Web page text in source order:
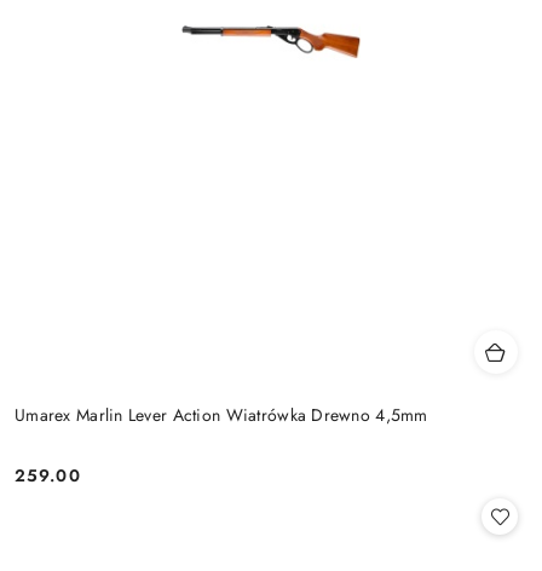
Umarex Marlin Lever Action Wiatrówka Drewno 4,5mm
Cena:
259.00